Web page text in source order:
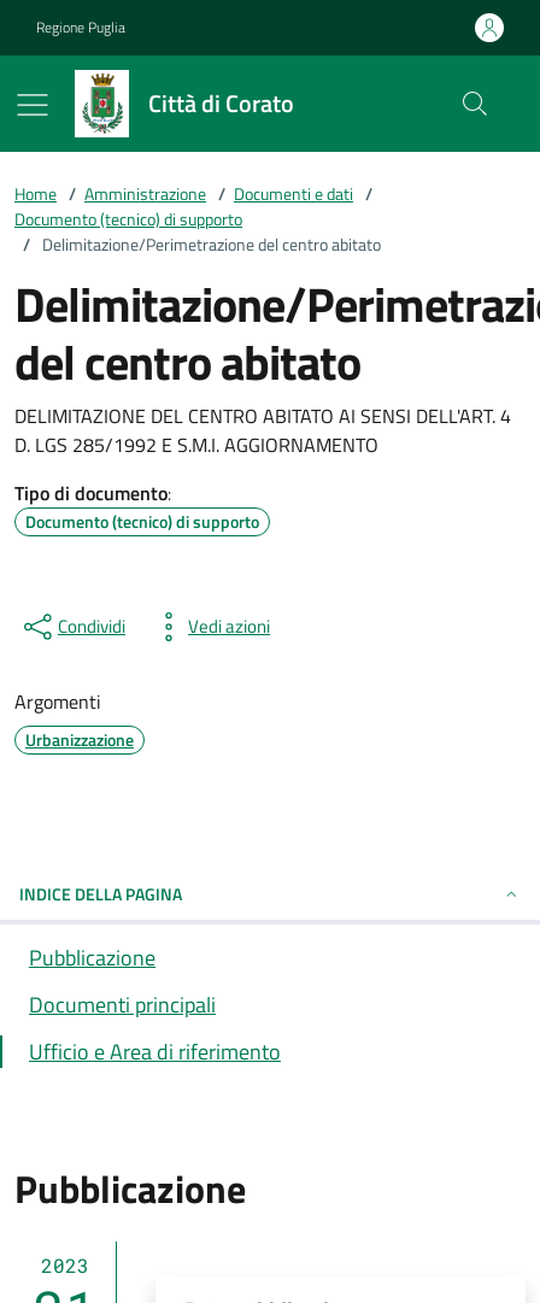
Regione Puglia
Città di Corato
Home / Amministrazione / Documenti e dati /
Documento (tecnico) di supporto
/ Delimitazione/Perimetrazione del centro abitato
Delimitazione/
del centro abitato
DELIMITAZIONE DEL CENTRO ABITATO AI SENSI DELL'ART. 4
D. LGS 285/1992 E S.M.I. AGGIORNAMENTO
Tipo di documento:
Documento (tecnico) di supporto
Condividi Vedi azioni
Argomenti
Urbanizzazione
INDICE DELLA PAGINA
Pubblicazione
Documenti principali
Ufficio e Area di riferimento
Pubblicazione
2023